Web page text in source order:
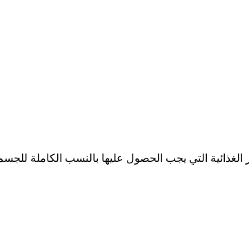
الغذائية التي يجب الحصول عليها بالنسب الكاملة